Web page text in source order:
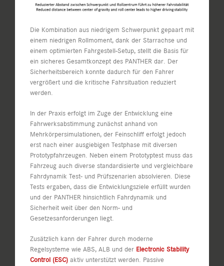
Die Kombination aus niedrigem Schwerpunkt gepaart mit
einem niedrigen Rollmoment, dank der Starrachse und
einem optimierten Fahrgestell-Setup, stellt die Basis für
ein sicheres Gesamtkonzept des PANTHER dar. Der
Sicherheitsbereich konnte dadurch für den Fahrer
vergrößert und die kritische Fahrsituation reduziert
werden.
In der Praxis erfolgt im Zuge der Entwicklung eine
Fahrwerksabstimmung zunächst anhand von
Mehrkörpersimulationen, der Feinschliff erfolgt jedoch
erst nach einer ausgiebigen Testphase mit diversen
Prototypfahrzeugen. Neben einem Prototyptest muss das
Fahrzeug auch diverse standardisierte und vergleichbare
Fahrdynamik Test- und Prüfszenarien absolvieren. Diese
Tests ergaben, dass die Entwicklungsziele erfüllt wurden
und der PANTHER hinsichtlich Fahrdynamik und
Sicherheit weit über den Norm- und
Gesetzesanforderungen liegt.
Zusätzlich kann der Fahrer durch moderne
Regelsysteme wie ABS, ALB und der Electronic Stability
Control (ESC) aktiv unterstützt werden. Passive